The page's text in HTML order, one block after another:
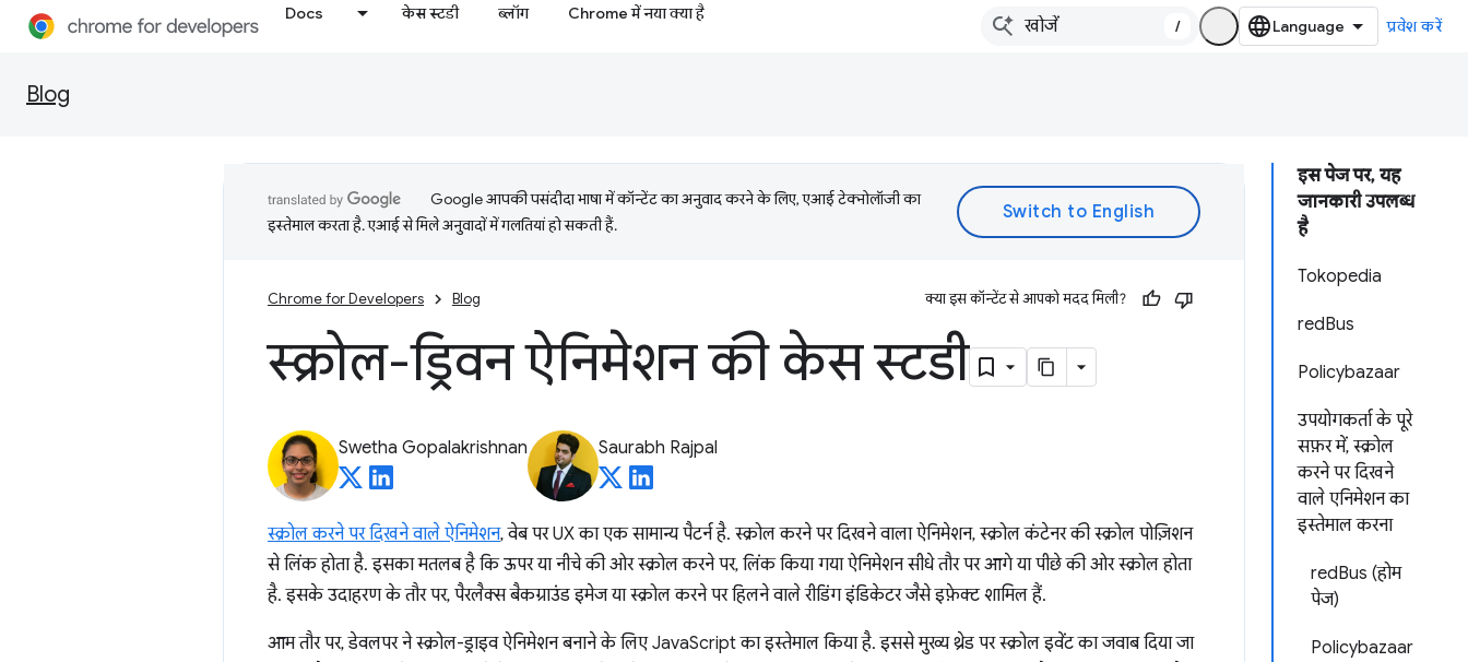
Docs केस स्टडी ब्लॉग Chrome में नया क्या है
/ प्रवेश करें
Blog
इस पेज पर, यह
जानकारी उपलब्ध
है
Tokopedia
redBus
Policybazaar
उपयोगकर्ता के पूरे
सफ़र में, स्क्रोल
करने पर दिखने
वाले एनिमेशन का
इस्तेमाल करना
redBus (होम
पेज)
Policybazaar
Google आपकी पसंदीदा भाषा में कॉन्टेंट का अनुवाद करने के लिए, एआई टेक्नोलॉजी का
इस्तेमाल करता है. एआई से मिले अनुवादों में गलतियां हो सकती हैं.
Chrome for Developers Blog क्या इस कॉन्टेंट से आपको मदद मिली?
स्क्रोल-ड्रिवन ऐनिमेशन की केस स्टडी
Swetha Gopalakrishnan Saurabh Rajpal
स्क्रोल करने पर दिखने वाले ऐनिमेशन, वेब पर UX का एक सामान्य पैटर्न है. स्क्रोल करने पर दिखने वाला ऐनिमेशन, स्क्रोल कंटेनर की स्क्रोल पोज़िशन
से लिंक होता है. इसका मतलब है कि ऊपर या नीचे की ओर स्क्रोल करने पर, लिंक किया गया ऐनिमेशन सीधे तौर पर आगे या पीछे की ओर स्क्रोल होता
है. इसके उदाहरण के तौर पर, पैरलैक्स बैकग्राउंड इमेज या स्क्रोल करने पर हिलने वाले रीडिंग इंडिकेटर जैसे इफ़ेक्ट शामिल हैं.
आम तौर पर, डेवलपर ने स्क्रोल-ड्राइव ऐनिमेशन बनाने के लिए JavaScript का इस्तेमाल किया है. इससे मुख्य थ्रेड पर स्क्रोल इवेंट का जवाब दिया जा